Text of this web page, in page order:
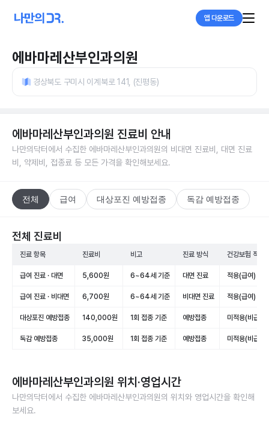
앱 다운로드
에바마레산부인과의원
경상북도 구미시 이계북로 141, (진평동)
에바마레산부인과의원 진료비 안내
나만의닥터에서 수집한 에바마레산부인과의원의 비대면 진료비, 대면 진료
비, 약제비, 접종료 등 모든 가격을 확인해보세요.
전체 급여 대상포진 예방접종 독감 예방접종
전체 진료비
진료 항목 진료비 비고 진료 방식 건강보험 적용
급여 진료 · 대면 5,600원 6~64세 기준 대면 진료 적용(급여)
급여 진료 · 비대면 6,700원 6~64세 기준 비대면 진료 적용(급여)
대상포진 예방접종 140,000원 1회 접종 기준 예방접종 미적용(비급여)
독감 예방접종 35,000원 1회 접종 기준 예방접종 미적용(비급여)
에바마레산부인과의원 위치·영업시간
나만의닥터에서 수집한 에바마레산부인과의원의 위치와 영업시간을 확인해
보세요.